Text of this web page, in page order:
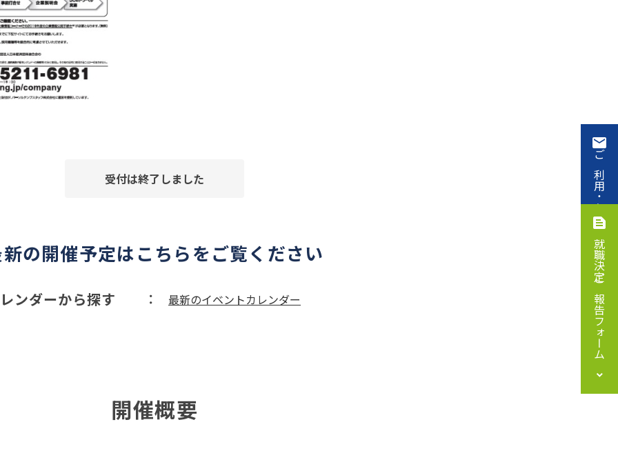
受付は終了しました
の開催予定はこちらをご覧ください
ンダーから探す 最新のイベントカレンダー
開催概要
ご利用・お申込み
就職決定ご報告フォーム